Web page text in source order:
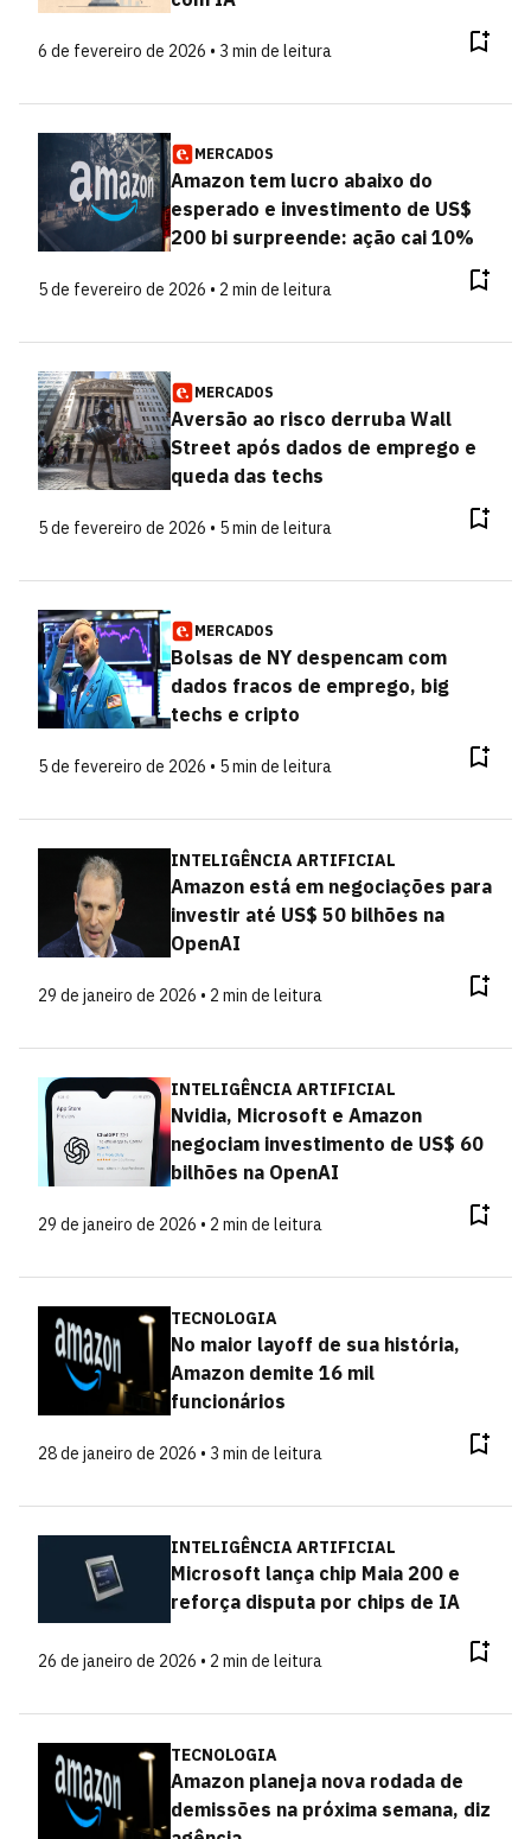
6 de fevereiro de 2026 • 3 min de leitura
MERCADOS
Amazon tem lucro abaixo do
esperado e investimento de US$
200 bi surpreende: ação cai 10%
5 de fevereiro de 2026 • 2 min de leitura
MERCADOS
Aversão ao risco derruba Wall
Street após dados de emprego e
queda das techs
5 de fevereiro de 2026 • 5 min de leitura
MERCADOS
Bolsas de NY despencam com
dados fracos de emprego, big
techs e cripto
5 de fevereiro de 2026 • 5 min de leitura
INTELIGÊNCIA ARTIFICIAL
Amazon está em negociações para
investir até US$ 50 bilhões na
OpenAI
29 de janeiro de 2026 • 2 min de leitura
INTELIGÊNCIA ARTIFICIAL
Nvidia, Microsoft e Amazon
negociam investimento de US$ 60
bilhões na OpenAI
29 de janeiro de 2026 • 2 min de leitura
TECNOLOGIA
No maior layoff de sua história,
Amazon demite 16 mil
funcionários
28 de janeiro de 2026 • 3 min de leitura
INTELIGÊNCIA ARTIFICIAL
Microsoft lança chip Maia 200 e
reforça disputa por chips de IA
26 de janeiro de 2026 • 2 min de leitura
TECNOLOGIA
Amazon planeja nova rodada de
demissões na próxima semana, diz